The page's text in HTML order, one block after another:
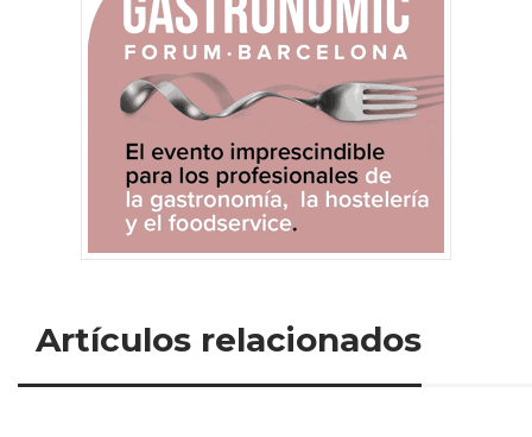
Artículos relacionados